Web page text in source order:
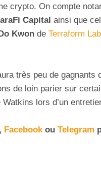
crypto. On compte
Capital ainsi que
Kwon de Terraform
très peu de gagnants
de loin parier sur
lors d’un
, Facebookou Telegram